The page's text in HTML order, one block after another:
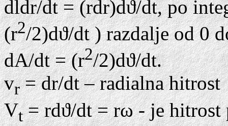
dldr/dt = (rdr)dϑ/dt, po
(r2/2)dϑ/dt ) razdalje od 0
dA/dt = (r2/2)dϑ/dt.
vr= dr/dt – radialna hitrost
Vt= rdϑ/dt = rω - je hitrost